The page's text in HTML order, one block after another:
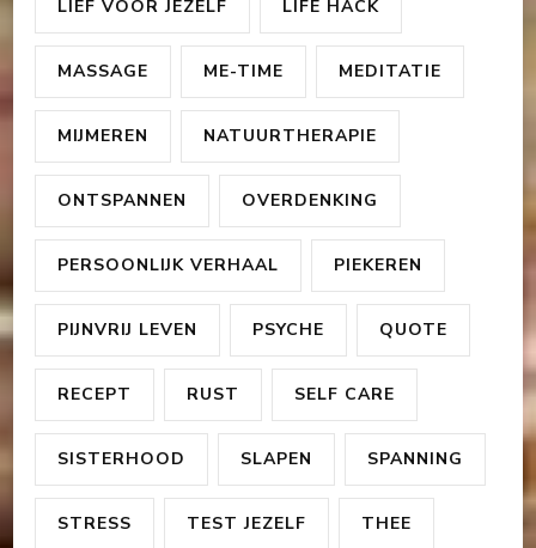
LIEF VOOR JEZELF LIFE HACK
MASSAGE ME-TIME MEDITATIE
MIJMEREN NATUURTHERAPIE
ONTSPANNEN OVERDENKING
PERSOONLIJK VERHAAL PIEKEREN
PIJNVRIJ LEVEN PSYCHE QUOTE
RECEPT RUST SELF CARE
SISTERHOOD SLAPEN SPANNING
STRESS TEST JEZELF THEE